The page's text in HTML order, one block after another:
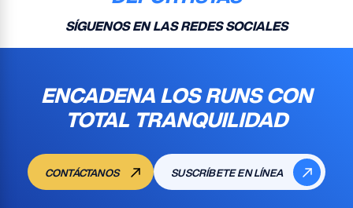
SÍGUENOS EN LAS REDES SOCIALES
ENCADENA LOS RUNS CON
TOTAL TRANQUILIDAD
CONTÁCTANOS SUSCRÍBETE EN LÍNEA